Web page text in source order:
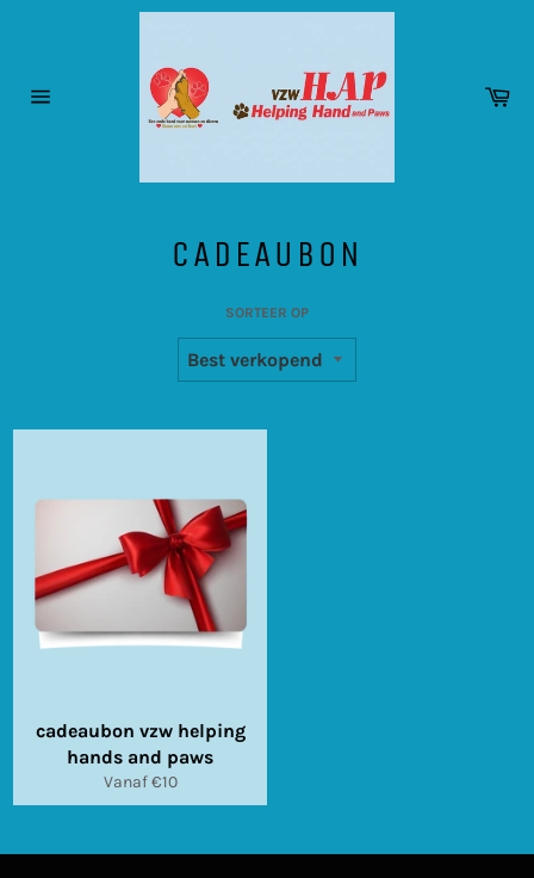
inhoud
Sitenavigatie
CADEAUBON
SORTEER OP
cadeaubon vzw helping
hands and paws
Vanaf €10